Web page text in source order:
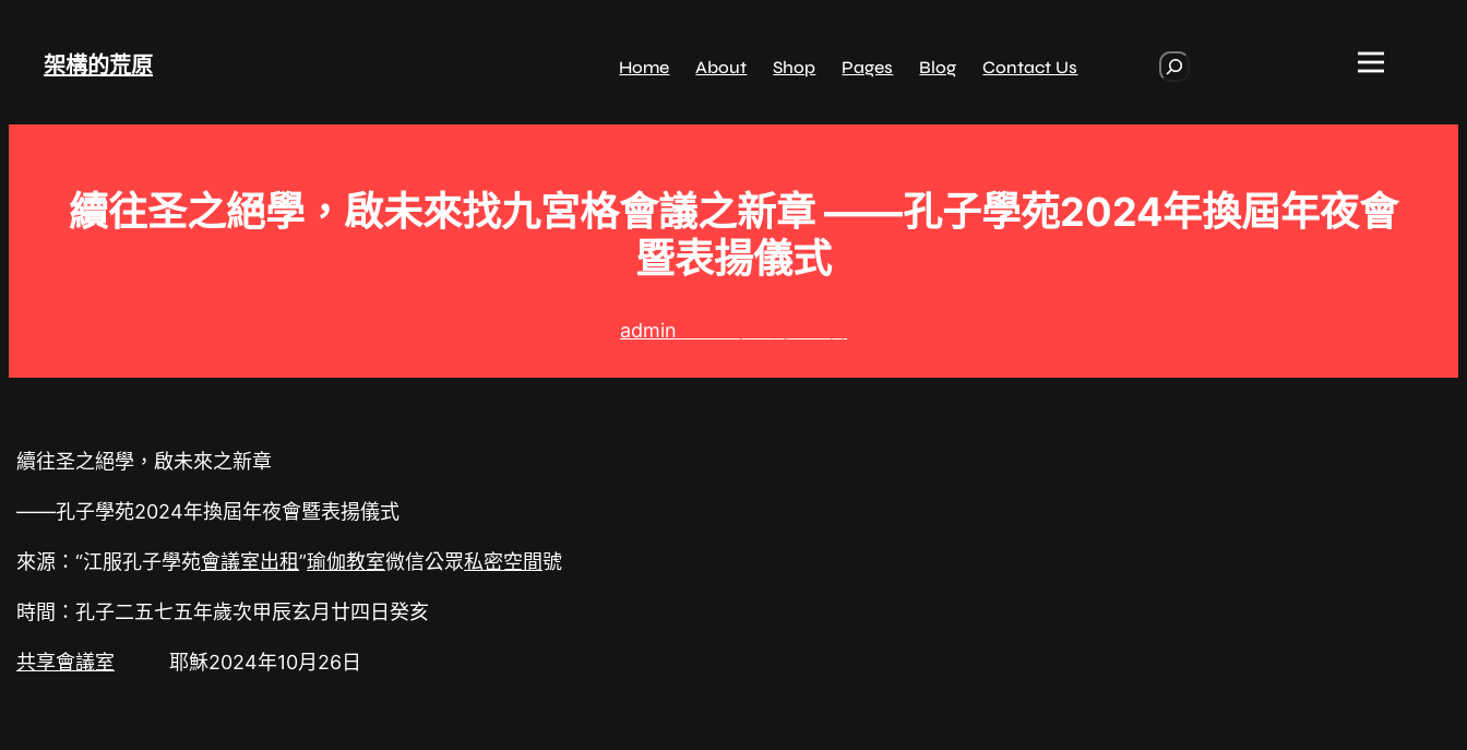
架構的荒原 Home About Shop Pages Blog Contact Us
r
續往圣之絕學，啟未來找九宮格會議之新章 ——孔子學苑2024年換屆年夜會
暨表揚儀式
admin
續往圣之絕學，啟未來之新章
——孔子學苑2024年換屆年夜會暨表揚儀式
來源：“江服孔子學苑會議室出租”瑜伽教室微信公眾私密空間號
時間：孔子二五七五年歲次甲辰玄月廿四日癸亥
共享會議室 耶穌2024年10月26日